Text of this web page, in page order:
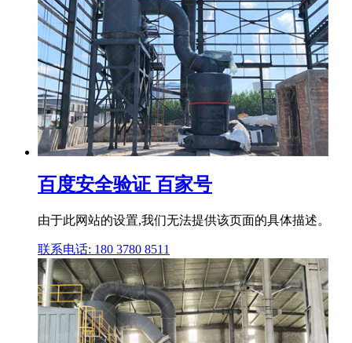
百度安全验证 百家号
由于此网站的设置,我们无法提供该页面的具体描述。
联系电话: 180 3780 8511